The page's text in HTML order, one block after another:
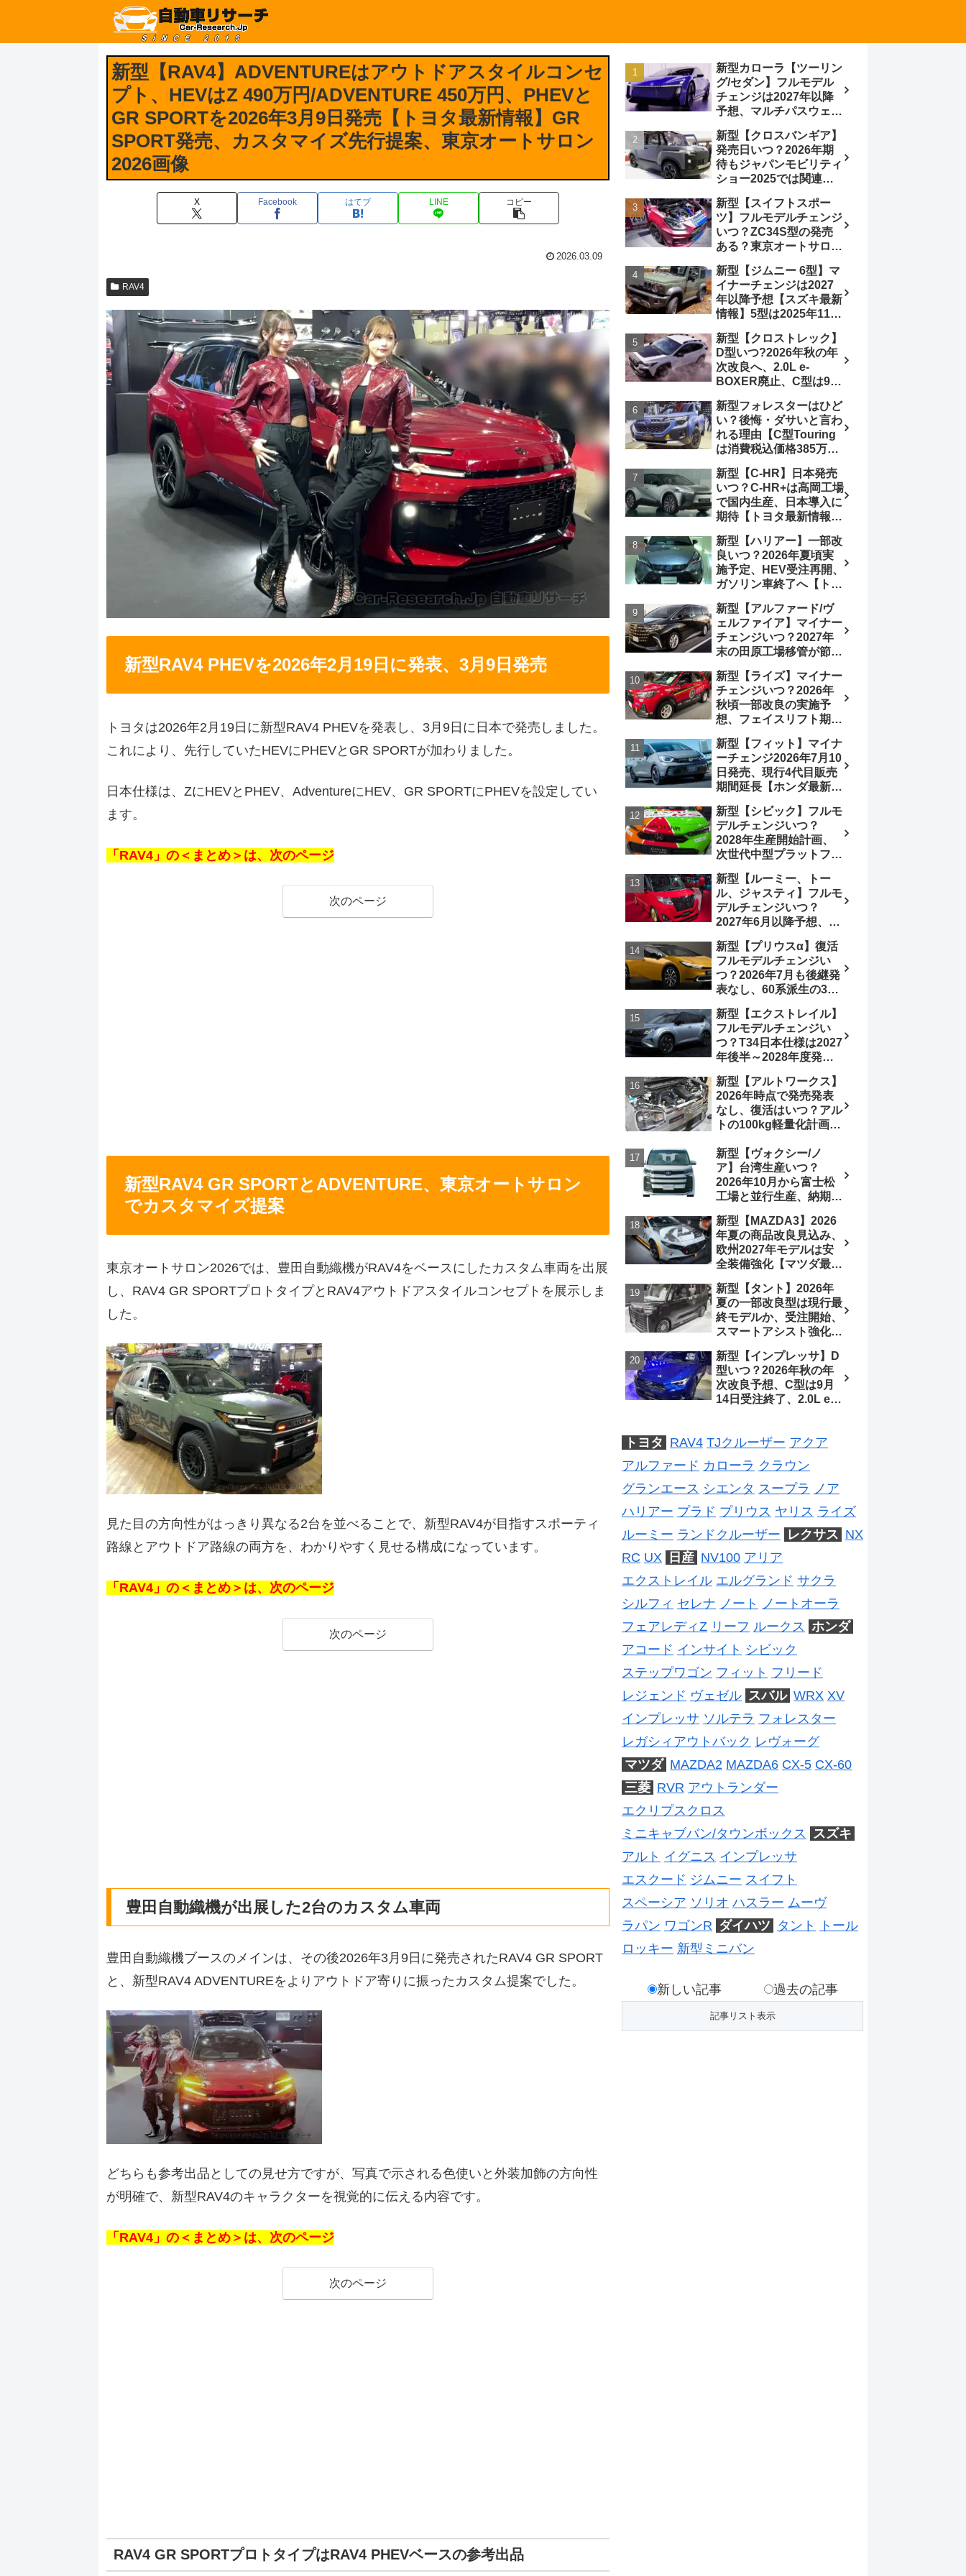
新型【RAV4】ADVENTUREはアウトドアスタイルコンセ
プト、HEVはZ 490万円/ADVENTURE 450万円、PHEVと
GR SPORTを2026年3月9日発売【トヨタ最新情報】GR
SPORT発売、カスタマイズ先行提案、東京オートサロン
2026画像
X Facebook はてブ LINE コピー
2026.03.09
RAV4
新型RAV4 PHEVを2026年2月19日に発表、3月9日発売
トヨタは2026年2月19日に新型RAV4 PHEVを発表し、3月9日に日本で発売しました。
これにより、先行していたHEVにPHEVとGR SPORTが加わりました。
日本仕様は、ZにHEVとPHEV、AdventureにHEV、GR SPORTにPHEVを設定してい
ます。
「RAV4」の＜まとめ＞は、次のページ
次のページ
新型RAV4 GR SPORTとADVENTURE、東京オートサロン
でカスタマイズ提案
東京オートサロン2026では、豊田自動織機がRAV4をベースにしたカスタム車両を出展
し、RAV4 GR SPORTプロトタイプとRAV4アウトドアスタイルコンセプトを展示しま
した。
見た目の方向性がはっきり異なる2台を並べることで、新型RAV4が目指すスポーティ
路線とアウトドア路線の両方を、わかりやすく見せる構成になっています。
「RAV4」の＜まとめ＞は、次のページ
次のページ
豊田自動織機が出展した2台のカスタム車両
豊田自動織機ブースのメインは、その後2026年3月9日に発売されたRAV4 GR SPORT
と、新型RAV4 ADVENTUREをよりアウトドア寄りに振ったカスタム提案でした。
どちらも参考出品としての見せ方ですが、写真で示される色使いと外装加飾の方向性
が明確で、新型RAV4のキャラクターを視覚的に伝える内容です。
「RAV4」の＜まとめ＞は、次のページ
次のページ
RAV4 GR SPORTプロトタイプはRAV4 PHEVベースの参考出品
新型カローラ【ツーリン
グ/セダン】フルモデル
チェンジは2027年以降
予想、マルチパスウェイ
BEVからの派生で新開発
小型エンジン搭載の
HEV/PHEV、ギガキャ
ストの採用は無しか【ト
ヨタ最新情報】60周年記
念車発売
新型【クロスバンギア】
発売日いつ？2026年期
待もジャパンモビリティ
ショー2025では関連モ
最新情報】ベース車ノ
ア/ヴォクシーの台湾生
産開始に注目、「ギア」
のほか「コア」と「ツー
ル」、デリカD:5対抗の
クロスオーバーSUVミニ
バン
新型【スイフトスポー
ツ】フルモデルチェンジ
いつ？ZC34S型の発売
ある？東京オートサロン
エロー レヴはスイスポ
コンセプトか？ハイブリ
ッド化/重量増/価格アッ
プが争点【スズキ最新情
報】特別仕様車
「ZC33S Final
Edition」終了
新型【ジムニー 6型】マ
イナーチェンジは2027
年以降予想【スズキ最新
情報】5型は2025年11月
ACC・スズキコネクト
採用
新型【クロストレック】
D型いつ?2026年秋の年
次改良へ、2.0L e-
BOXER廃止、C型は9月
ーボ採用予想【スバル最
新情報】
新型フォレスターはひど
い？後悔・ダサいと言わ
れる理由【C型Touring
は消費税込価格385万円
19.1km/L、納期4～5か
月】ナビUI・冬用タイ
ヤ・ウィルダネス日本発
売は？カーオブザイヤー
とJNCAP大賞受賞後も
残る注意点
新型【C-HR】日本発売
いつ？C-HR+は高岡工場
で国内生産、日本導入に
期待【トヨタ最新情報】
売、2代目HEV・PHEV
は日本未導入
新型【ハリアー】一部改
良いつ？2026年夏頃実
施予定、HEV受注再開、
ガソリン車終了へ【トヨ
チェンジ2027年以降予
想
新型【アルファード/ヴ
ェルファイア】マイナー
チェンジいつ？2027年
末の田原工場移管が節目
のフェイスリフト予想
【トヨタ最新情報】
2026年6月一部改良済
み、消費税込価格559万
9000円から
新型【ライズ】マイナー
チェンジいつ？2026年
秋頃一部改良の実施予
想、フェイスリフト期
2～3ヵ月に短縮【ダイハ
ツ最新情報】前回改良は
2024年11月5日、価格
180.07～244.2万円、値
上げ約8～10万円、法規
対応、ハイブリッド
4WD追加まだ、フルモ
デルチェンジはトヨタが
介入か
新型【フィット】マイナ
ーチェンジ2026年7月10
日発売、現行4代目販売
期間延長【ホンダ最新情
いつ？フルモデルチェン
ジは2029年頃まで遅れ
る予想
新型【シビック】フルモ
デルチェンジいつ？
2028年生産開始計画、
次世代中型プラットフォ
搭載予想【ホンダ最新情
報】Honda S+ Shiftは現
行e:HEV RS 消費税込
4,659,600円で先行導入
新型【ルーミー、トー
ル、ジャスティ】フルモ
デルチェンジいつ？
2027年6月以降予想、ビ
う無い？【トヨタ最新情
報】1.2Lハイブリッド追
加は次期型に期待
新型【プリウスα】復活
フルモデルチェンジい
つ？2026年7月も後継発
表なし、60系派生の3列
発売される可能性は【ト
ヨタ最新情報デザイン予
想画像】スライドドア装
備の要望も
新型【エクストレイル】
フルモデルチェンジい
つ？T34日本仕様は2027
年後半～2028年度発売
米ローグe-POWERは
2026年後半投入へ
新型【アルトワークス】
2026年時点で発売発表
なし、復活はいつ？アル
トの100kg軽量化計画は
処、5MTターボとアルト
スピリットに期待【スズ
キ最新情報】
新型【ヴォクシー/ノ
ア】台湾生産いつ？
2026年10月から富士松
工場と並行生産、納期短
2026年5月6日マイナー
チェンジ、価格 NOAH
326万1500円、VOXY
375万1000円、特別仕様
車 WxBと煌の追加に期
待、S-Zに12.3インチメ
ーター
新型【MAZDA3】2026
年夏の商品改良見込み、
欧州2027年モデルは安
全装備強化【マツダ最新
ジは2028年以降予想
新型【タント】2026年
夏の一部改良型は現行最
終モデルか、受注開始、
スマートアシスト強化と
フルモデルチェンジ予想
【ダイハツ最新情報】
新型【インプレッサ】D
型いつ？2026年秋の年
次改良予想、C型は9月
14日受注終了、2.0L e-
予想【スバル最新情報】
トヨタ RAV4 TJクルーザー アクア
アルファード カローラ クラウン
グランエース シエンタ スープラ
ノア
ハリアー プラド プリウス ヤリス ライズ
ルーミー ランドクルーザー レクサス NX
RC UX 日産 NV100 アリア
エクストレイル エルグランド サクラ
シルフィ セレナ ノート
ノートオーラ
フェアレディZ リーフ ルークス ホンダ
アコード インサイト シビック
ステップワゴン フィット フリード
レジェンド ヴェゼル スバル WRX XV
インプレッサ ソルテラ フォレスター
レガシィアウトバック レヴォーグ
マツダ MAZDA2 MAZDA6 CX-5 CX-60
三菱 RVR アウトランダー
エクリプスクロス
ミニキャブバン/タウンボックス
スズキ
アルト イグニス インプレッサ
エスクード ジムニー スイフト
スペーシア ソリオ ハスラー ムーヴ
ラパン ワゴンR ダイハツ タント
トール
ロッキー 新型ミニバン
新しい記事 過去の記事